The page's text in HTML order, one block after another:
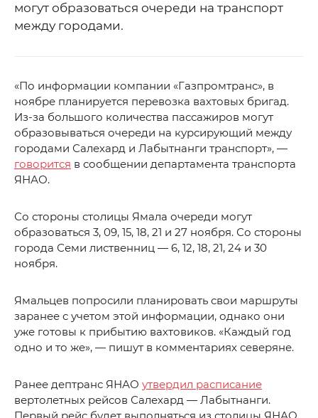
могут образоваться очереди на транспорт
между городами.
«По информации компании «Газпромтранс», в
ноябре планируется перевозка вахтовых бригад.
Из-за большого количества пассажиров могут
образовываться очереди на курсирующий между
городами Салехард и Лабытнанги транспорт», —
говорится в сообщении департамента транспорта
ЯНАО.
Со стороны столицы Ямала очереди могут
образоваться 3, 09, 15, 18, 21 и 27 ноября. Со стороны
города Семи лиственниц — 6, 12, 18, 21, 24 и 30
ноября.
Ямальцев попросили планировать свои маршруты
заранее с учетом этой информации, однако они
уже готовы к прибытию вахтовиков. «Каждый год
одно и то же», — пишут в комментариях северяне.
Ранее дептранс ЯНАО утвердил расписание
вертолетных рейсов Салехард — Лабытнанги.